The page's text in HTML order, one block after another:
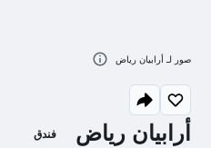
أرابيان رياض فندق
صور لـ أرابيان رياض